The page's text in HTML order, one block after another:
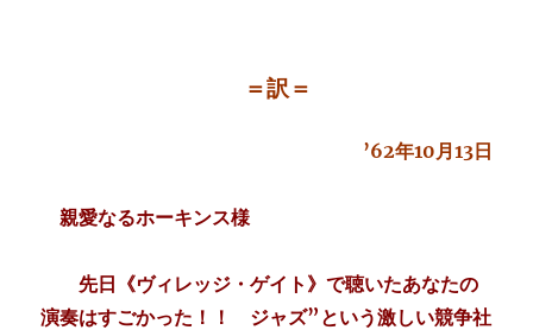
＝訳＝
’62年10月13日
親愛なるホーキンス様
先日《ヴィレッジ・ゲイト》で聴いたあなたの
演奏はすごかった！！ ジャズ”という激しい競争社